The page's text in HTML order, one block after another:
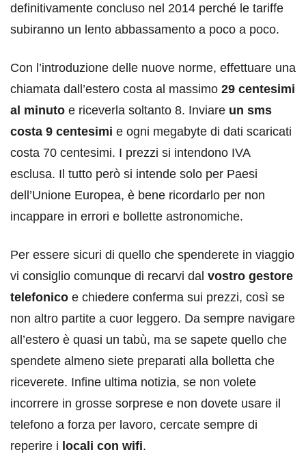
definitivamente concluso nel 2014 perché le tariffe
subiranno un lento abbassamento a poco a poco.
Con l’introduzione delle nuove norme, effettuare una
chiamata dall’estero costa al massimo 29 centesimi
al minuto e riceverla soltanto 8. Inviare un sms
costa 9 centesimi e ogni megabyte di dati scaricati
costa 70 centesimi. I prezzi si intendono IVA
esclusa. Il tutto però si intende solo per Paesi
dell’Unione Europea, è bene ricordarlo per non
incappare in errori e bollette astronomiche.
Per essere sicuri di quello che spenderete in viaggio
vi consiglio comunque di recarvi dal vostro gestore
telefonico e chiedere conferma sui prezzi, così se
non altro partite a cuor leggero. Da sempre navigare
all’estero è quasi un tabù, ma se sapete quello che
spendete almeno siete preparati alla bolletta che
riceverete. Infine ultima notizia, se non volete
incorrere in grosse sorprese e non dovete usare il
telefono a forza per lavoro, cercate sempre di
reperire i locali con wifi.